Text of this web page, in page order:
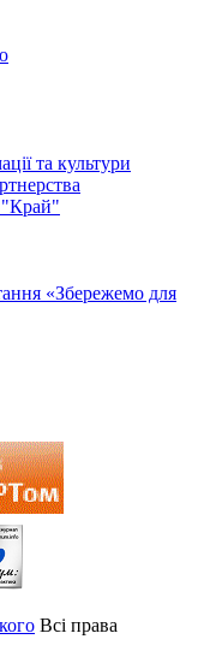
та культури
"Край"
«Збережемо для
Всі права